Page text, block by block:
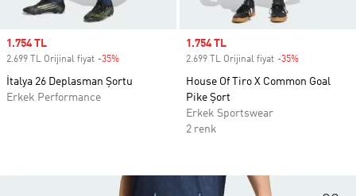
Sale price
1.754 TL
2.699 TL Orijinal fiyat -35%
İtalya 26 Deplasman Şortu
Erkek Performance
Sale price
1.754 TL
2.699 TL Orijinal fiyat -35%
House Of Tiro X Common Goal
Pike Şort
Erkek Sportswear
2 renk